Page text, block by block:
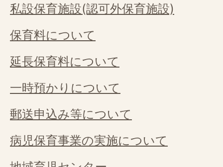
私設保育施設(認可外保育施設)
保育料について
延長保育料について
一時預かりについて
郵送申込み等について
病児保育事業の実施について